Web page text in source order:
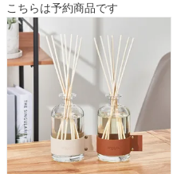
こちらは予約商品です